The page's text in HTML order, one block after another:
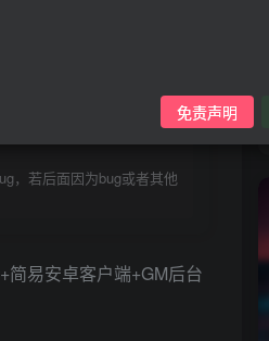
，若后面因为bug或者其他
免责声明